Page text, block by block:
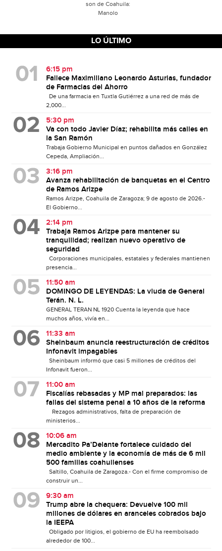
son de Coahuila:
Manolo
LO ÚLTIMO
6:15 pm
Fallece Maximiliano Leonardo Asturias, fundador
de Farmacias del Ahorro
De una farmacia en Tuxtla Gutiérrez a una red de más de
2,000...
5:30 pm
Va con todo Javier Díaz; rehabilita más calles en
la San Ramón
Trabaja Gobierno Municipal en puntos dañados en González
Cepeda, Ampliación...
3:16 pm
Avanza rehabilitación de banquetas en el Centro
de Ramos Arizpe
Ramos Arizpe, Coahuila de Zaragoza; 9 de agosto de 2026.-
El Gobierno...
2:14 pm
Trabaja Ramos Arizpe para mantener su
tranquilidad; realizan nuevo operativo de
seguridad
Corporaciones municipales, estatales y federales mantienen
presencia...
11:50 am
DOMINGO DE LEYENDAS: La viuda de General
Terán. N. L.
GENERAL TERAN NL 1920 Cuenta la leyenda que hace
muchos años, vivía en...
11:33 am
Sheinbaum anuncia reestructuración de créditos
Infonavit impagables
Sheinbaum informó que casi 5 millones de créditos del
Infonavit fueron...
11:00 am
Fiscalías rebasadas y MP mal preparados: las
fallas del sistema penal a 10 años de la reforma
Rezagos administrativos, falta de preparación de
ministerios...
10:06 am
Mercadito Pa’Delante fortalece cuidado del
medio ambiente y la economía de más de 6 mil
500 familias coahuilenses
Saltillo, Coahuila de Zaragoza.- Con el firme compromiso de
construir un...
9:30 am
Trump abre la chequera: Devuelve 100 mil
millones de dólares en aranceles cobrados bajo
la IEEPA
Obligado por litigios, el gobierno de EU ha reembolsado
alrededor de 100...